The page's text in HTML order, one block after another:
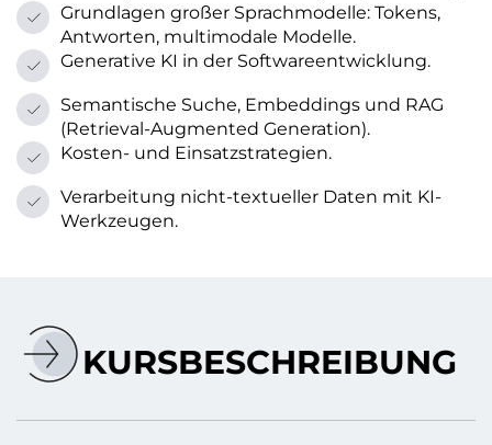
Grundlagen großer Sprachmodelle: Tokens,
Antworten, multimodale Modelle.
Generative KI in der Softwareentwicklung.
Semantische Suche, Embeddings und RAG
(Retrieval-Augmented Generation).
Kosten- und Einsatzstrategien.
Verarbeitung nicht-textueller Daten mit KI-
Werkzeugen.
KURSBESCHREIBUNG